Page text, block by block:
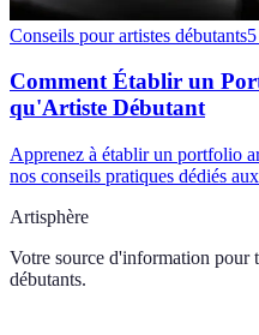
Conseils pour artistes débutants5
Comment Établir un
qu'Artiste Débutant
Apprenez à établir un portfolio
nos conseils pratiques dédiés
Artisphère
Votre source d'information pour
débutants.